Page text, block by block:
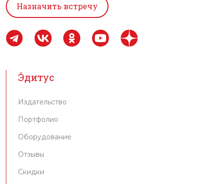
Назначить встречу
Э́дитус
Издательство
Портфолио
Оборудование
Отзывы
Скидки